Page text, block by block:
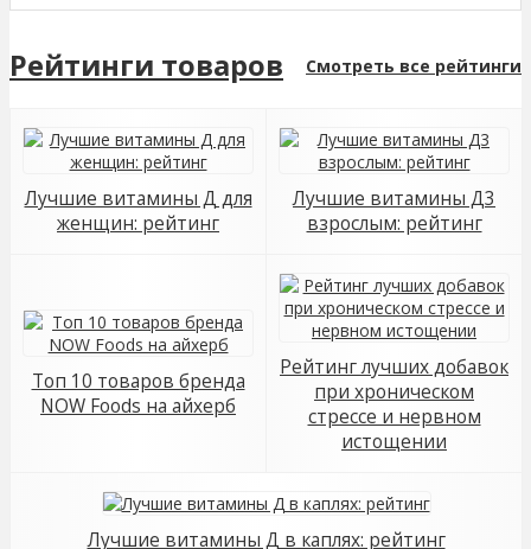
Рейтинги товаров Смотреть все рейтинги
Лучшие витамины Д для
женщин: рейтинг
Лучшие витамины Д3
взрослым: рейтинг
Топ 10 товаров бренда
NOW Foods на айхерб
Рейтинг лучших добавок
при хроническом
стрессе и нервном
истощении
Лучшие витамины Д в каплях: рейтинг